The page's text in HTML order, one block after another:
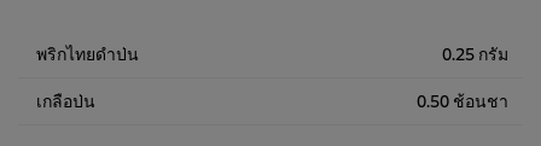
พริกไทยดำป่น 0.25 กรัม
เกลือป่น 0.50 ช้อนชา